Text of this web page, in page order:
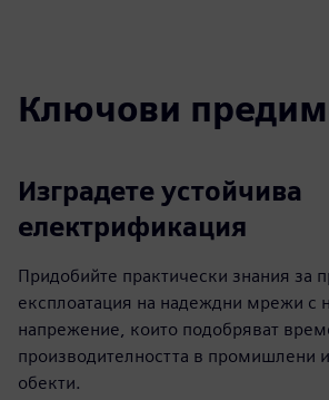
Ключови
Изградете устойчива
електрификация
Придобийте практически знания за
експлоатация на надеждни мрежи с
напрежение, които подобряват
производителността в промишлени
обекти.